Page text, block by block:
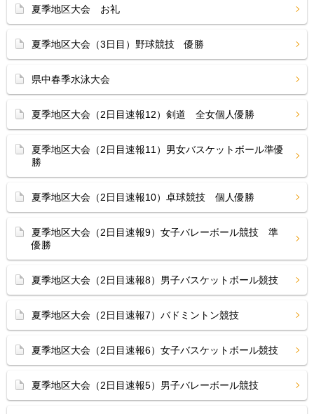
夏季地区大会 お礼
夏季地区大会（3日目）野球競技 優勝
県中春季水泳大会
夏季地区大会（2日目速報12）剣道 全女個人優勝
夏季地区大会（2日目速報11）男女バスケットボール準優
勝
夏季地区大会（2日目速報10）卓球競技 個人優勝
夏季地区大会（2日目速報9）女子バレーボール競技 準
優勝
夏季地区大会（2日目速報8）男子バスケットボール競技
夏季地区大会（2日目速報7）バドミントン競技
夏季地区大会（2日目速報6）女子バスケットボール競技
夏季地区大会（2日目速報5）男子バレーボール競技